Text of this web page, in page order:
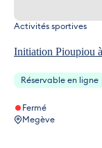
Initiation Pioupiou
Activités sportives
Réservable en ligne
Fermé
Megève